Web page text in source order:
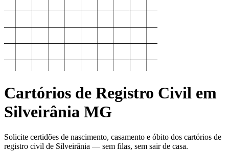
Cartórios de Registro Civil em
Silveirânia MG
Solicite certidões de nascimento, casamento e óbito dos cartórios de
registro civil de Silveirânia — sem filas, sem sair de casa.